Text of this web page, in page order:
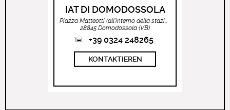
IAT DI DOMODOSSOLA
28845 Domodossola (VB)
Tel. +39 0324 248265
KONTAKTIEREN